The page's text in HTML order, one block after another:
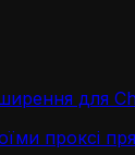
для
проксі